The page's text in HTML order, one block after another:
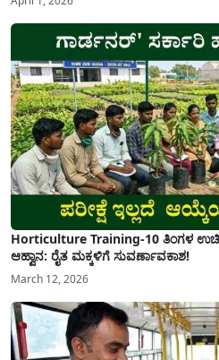
Horticulture Training-10 ತಿಂಗಳ
ಆಹ್ವಾನ: ರೈತ ಮಕ್ಕಳಿಗೆ ಸುವರ್ಣಾವಕಾಶ!
March 12, 2026